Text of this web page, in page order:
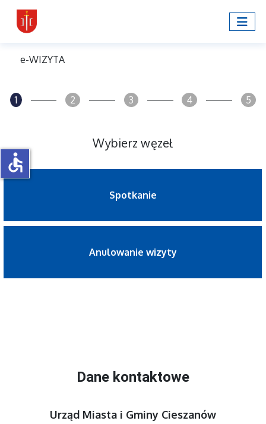
e-WIZYTA
1 2 3 4 5
Wybierz węzeł
Spotkanie
Anulowanie wizyty
Dane kontaktowe
Urząd Miasta i Gminy Cieszanów
accessible